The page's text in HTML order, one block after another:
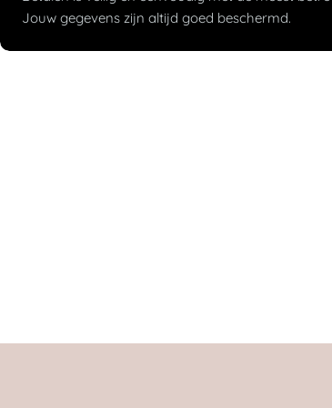
Jouw gegevens zijn altijd goed beschermd.